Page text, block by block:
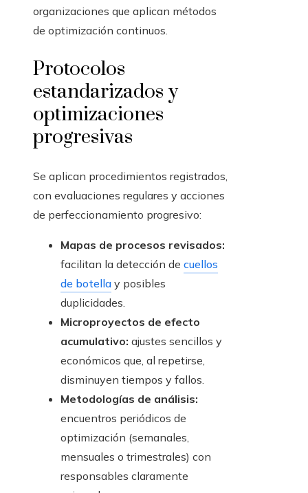
organizaciones que aplican métodos
de optimización continuos.
Protocolos
estandarizados y
optimizaciones
progresivas
Se aplican procedimientos registrados,
con evaluaciones regulares y acciones
de perfeccionamiento progresivo:
Mapas de procesos revisados:
facilitan la detección de cuellos
de botella y posibles
duplicidades.
Microproyectos de efecto
acumulativo: ajustes sencillos y
económicos que, al repetirse,
disminuyen tiempos y fallos.
Metodologías de análisis:
encuentros periódicos de
optimización (semanales,
mensuales o trimestrales) con
responsables claramente